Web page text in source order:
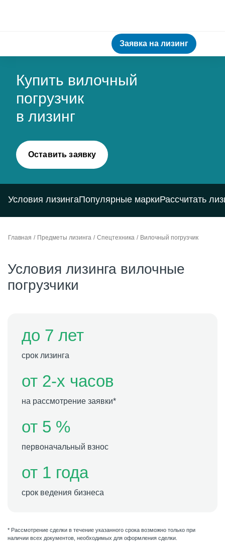
Заявка на лизинг
Купить вилочный
погрузчик
в лизинг
Оставить заявку
Условия лизингаПопулярные маркиРассчитать
Главная Предметы лизинга Спецтехника Вилочный погрузчик
Условия лизинга вилочные
погрузчики
до 7 лет
срок лизинга
от 2-х часов
на рассмотрение заявки*
от 5 %
первоначальный взнос
от 1 года
срок ведения бизнеса
* Рассмотрение сделки в течение указанного срока возможно только при
наличии всех документов, необходимых для оформления сделки.